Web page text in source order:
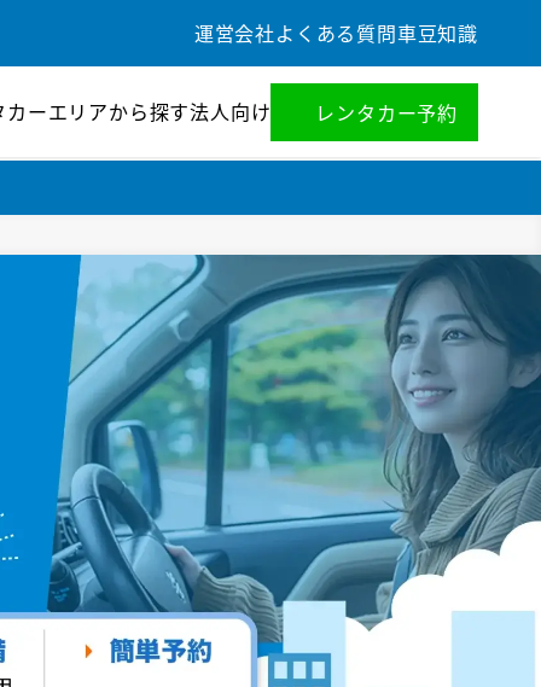
運営会社よくある質問車豆知識
カーエリアから探す法人向け レンタカー予約